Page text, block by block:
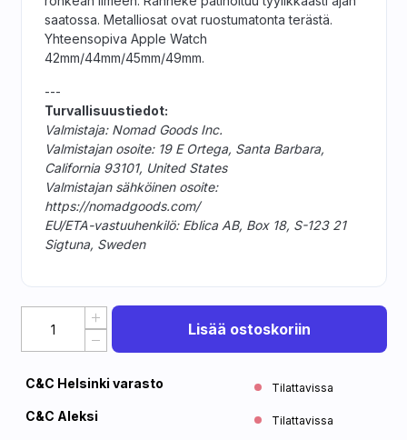
saatossa. Metalliosat ovat ruostumatonta terästä.
Yhteensopiva Apple Watch
42mm/44mm/45mm/49mm.
---
Turvallisuustiedot:
Valmistaja: Nomad Goods Inc.
Valmistajan osoite: 19 E Ortega, Santa Barbara,
California 93101, United States
Valmistajan sähköinen osoite:
https://nomadgoods.com/
EU/ETA-vastuuhenkilö: Eblica AB, Box 18, S-123 21
Sigtuna, Sweden
Lisää ostoskoriin
C&C Helsinki varasto Tilattavissa
C&C Aleksi Tilattavissa